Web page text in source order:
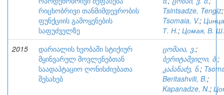
რიცხობრივი თანმიმდევრობის
ფუნქციის გამოყენების
საფუძველზე
Tsintsadze, Tengiz;
Tsomaia, V.;
Т. Н.; Цомая, В. Ш.
2015
დარიალის ხეობაში სტიქიურ
მყინვარულ მოვლენებთან
საადაპტაციო ღონისძიებათა
შესახებ
ცომაია, ვ.;
ბერიტაშვილი, ბ.;
კაპანაძე, ნ.;
Beritashvili, B.;
Kapanadze, N.;